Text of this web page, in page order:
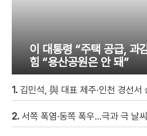
이 대통령 “주택 공급, 과
힘 “용산공원은 안 돼”
1. 김민석, 與 대표 제주·인천 경선
2. 서쪽 폭염·동쪽 폭우…극과 극 날